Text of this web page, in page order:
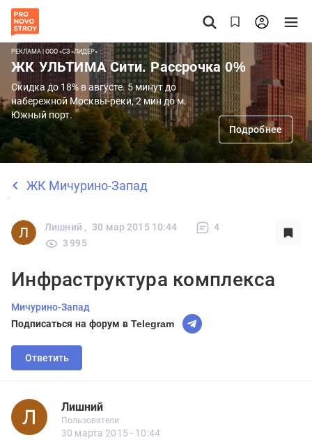
РЕКЛАМА | ООО «СЗ «ЛИДЕР»
ЖК УЛЬТИМА Сити. Рассрочка 0%
Скидка до 18% в августе. 5 минут до
набережной Москвы-реки, 2 мин до м.
Южный порт.
Подробнее
ЖК Мичурино-Запад
Лишний , 30 мар 2015 10:44
4
3 995
Инфраструктура комплекса
Мичурино-Запад
Подписаться на форум в Telegram
Ответить
Лишний
Лишний
Пользователи
Новичок
Пользователи
14 сообщений
30 марта 2015 - 10:44